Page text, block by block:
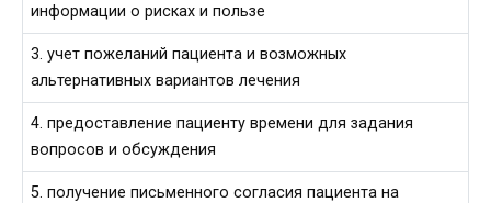
информации о рисках и пользе
3. учет пожеланий пациента и возможных
альтернативных вариантов лечения
4. предоставление пациенту времени для задания
вопросов и обсуждения
5. получение письменного согласия пациента на